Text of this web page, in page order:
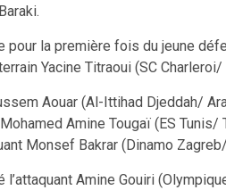
la première fois du jeune
Yacine Titraoui (SC
Aouar (Al-Ittihad Djeddah/
Amine Tougaï (ES
Monsef Bakrar (Dinamo
l’attaquant Amine Gouiri